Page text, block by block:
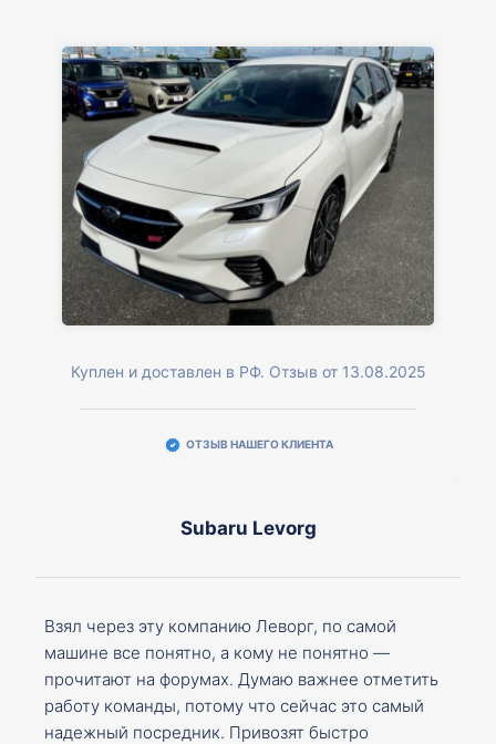
Куплен и доставлен в РФ. Отзыв от 13.08.2025
ОТЗЫВ НАШЕГО КЛИЕНТА
Subaru Levorg
Взял через эту компанию Леворг, по самой
машине все понятно, а кому не понятно —
прочитают на форумах. Думаю важнее отметить
работу команды, потому что сейчас это самый
надежный посредник. Привозят быстро